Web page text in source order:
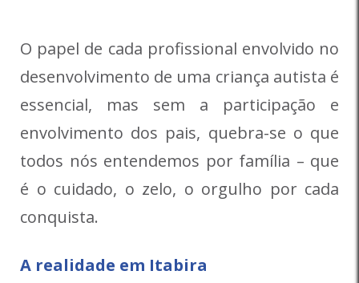
O papel de cada profissional envolvido no
desenvolvimento de uma criança autista é
essencial, mas sem a participação e
envolvimento dos pais, quebra-se o que
todos nós entendemos por família – que
é o cuidado, o zelo, o orgulho por cada
conquista.
A realidade em Itabira